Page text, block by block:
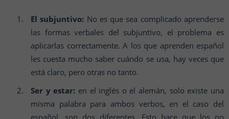
El subjuntivo: No es que sea complicado aprenderse
las formas verbales del subjuntivo, el problema es
aplicarlas correctamente. A los que aprenden español
les cuesta mucho saber cuándo se usa, hay veces que
está claro, pero otras no tanto.
Ser y estar: en el inglés o el alemán, solo existe una
misma palabra para ambos verbos, en el caso del
español, son dos diferentes. Esto hace que los no